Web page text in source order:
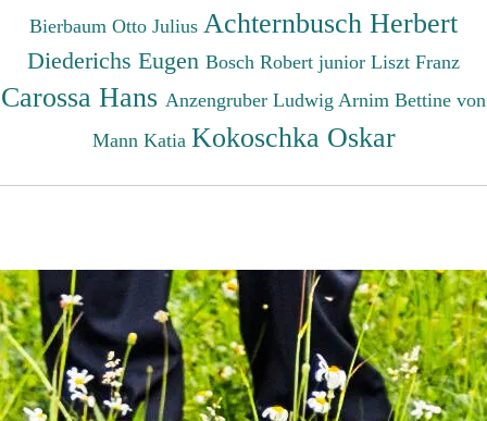
Bierbaum Otto Julius Achternbusch Herbert
Diederichs Eugen Bosch Robert junior Liszt Franz
Carossa Hans Anzengruber Ludwig Arnim Bettine von
Mann Katia Kokoschka Oskar